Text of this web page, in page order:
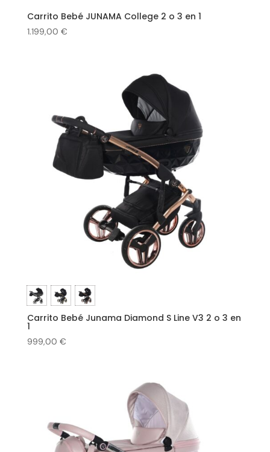
Carrito Bebé JUNAMA College 2 o 3 en 1
1.199,00 €
Carrito Bebé Junama Diamond S Line V3 2 o 3 en
1
999,00 €